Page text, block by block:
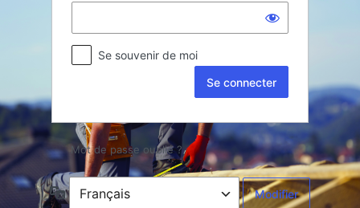
Se souvenir de moi
Mot de passe oublié ?
Langue